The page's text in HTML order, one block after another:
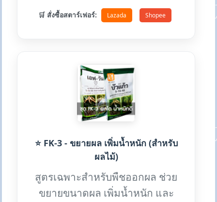
🛒 สั่งซื้อสตาร์เฟอร์: Lazada Shopee
⭐ FK-3 - ขยายผล เพิ่มน้ำหนัก (สำหรับ
ผลไม้)
สูตรเฉพาะสำหรับพืชออกผล ช่วย
ขยายขนาดผล เพิ่มน้ำหนัก และ